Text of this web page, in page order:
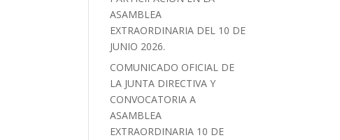
ASAMBLEA
EXTRAORDINARIA DEL 10 DE
JUNIO 2026.
COMUNICADO OFICIAL DE
LA JUNTA DIRECTIVA Y
CONVOCATORIA A
ASAMBLEA
EXTRAORDINARIA 10 DE